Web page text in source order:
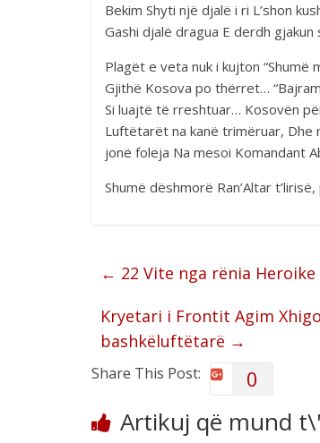
Bekim Shyti një djalë i ri L’shon
Gashi djalë dragua E derdh gjakun
Plagët e veta nuk i kujton “Shumë
Gjithë Kosova po thërret…
Si luajtë të rreshtuar… Kosovën
Luftëtarët na kanë trimëruar, Dhe
jonë foleja Na mesoi Komandant
Shumë dëshmorë Ran’Altar
← 22 Vite nga rënia
Kryetari i Frontit Agim
bashkëluftëtarë →
Share This Post: 0
Artikuj që mund